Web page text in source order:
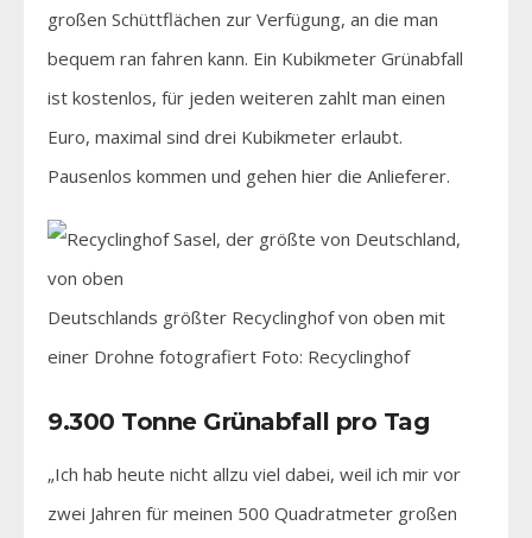
großen Schüttflächen zur Verfügung, an die man
bequem ran fahren kann. Ein Kubikmeter Grünabfall
ist kostenlos, für jeden weiteren zahlt man einen
Euro, maximal sind drei Kubikmeter erlaubt.
Pausenlos kommen und gehen hier die Anlieferer.
Deutschlands größter Recyclinghof von oben mit
einer Drohne fotografiert Foto: Recyclinghof
9.300 Tonne Grünabfall pro Tag
„Ich hab heute nicht allzu viel dabei, weil ich mir vor
zwei Jahren für meinen 500 Quadratmeter großen